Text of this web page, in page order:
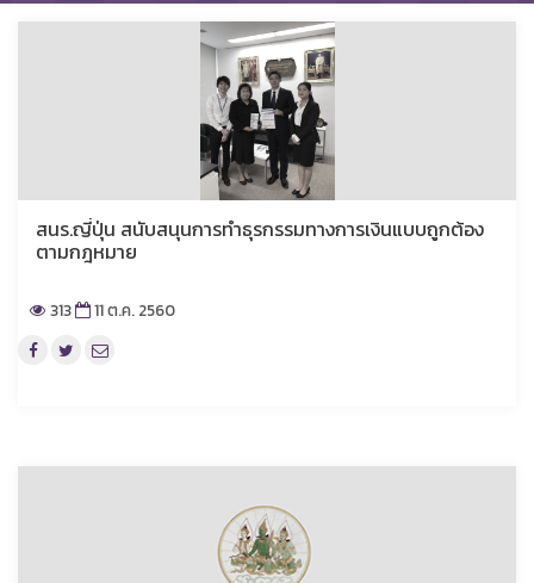
สนร.ญี่ปุ่น สนับสนุนการทำธุรกรรมทางการเงินแบบถูกต้อง
ตามกฎหมาย
313 11 ต.ค. 2560